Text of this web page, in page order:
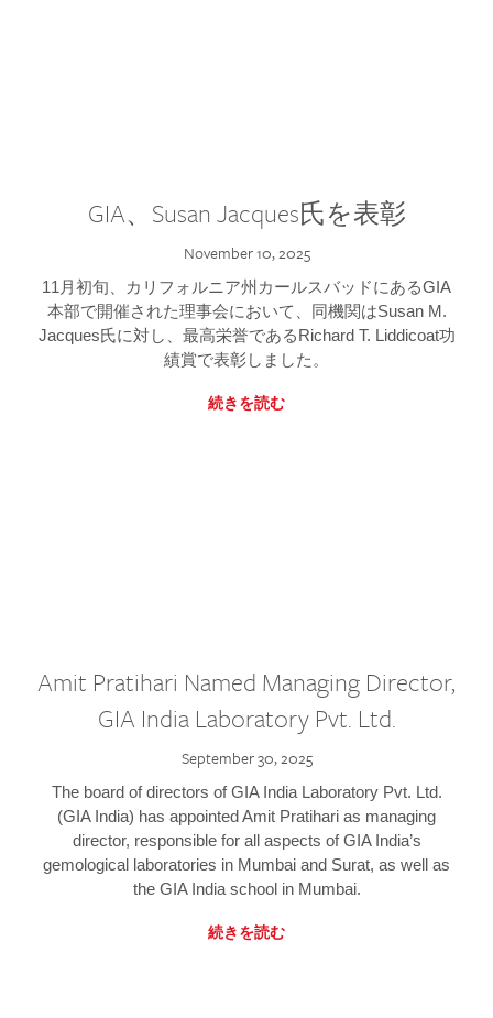
GIA、Susan Jacques氏を表彰
November 10, 2025
11月初旬、カリフォルニア州カールスバッドにあるGIA
本部で開催された理事会において、同機関はSusan M.
Jacques氏に対し、最高栄誉であるRichard T. Liddicoat功
績賞で表彰しました。
続きを読む
Amit Pratihari Named Managing Director,
GIA India Laboratory Pvt. Ltd.
September 30, 2025
The board of directors of GIA India Laboratory Pvt. Ltd.
(GIA India) has appointed Amit Pratihari as managing
director, responsible for all aspects of GIA India’s
gemological laboratories in Mumbai and Surat, as well as
the GIA India school in Mumbai.
続きを読む